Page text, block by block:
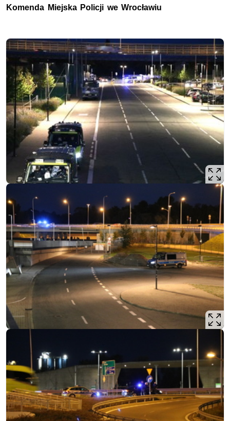
Komenda Miejska Policji we Wrocławiu